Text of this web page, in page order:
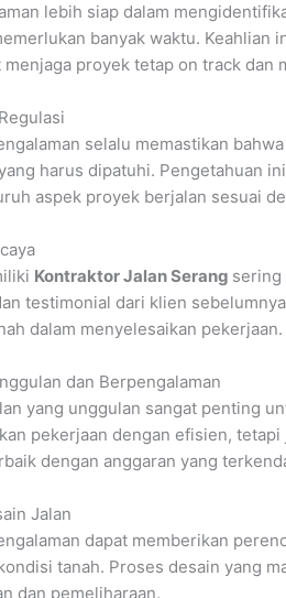
lebih siap dalam
banyak waktu. Keahlian
menjaga proyek tetap on track
selalu memastikan
harus dipatuhi. Pengetahuan
aspek proyek berjalan sesuai
Kontraktor Jalan Serang sering
testimonial dari klien
dalam menyelesaikan
dan Berpengalaman
yang unggulan sangat penting
pekerjaan dengan efisien,
dengan anggaran yang
Jalan
dapat memberikan
tanah. Proses desain yang
dan pemeliharaan.